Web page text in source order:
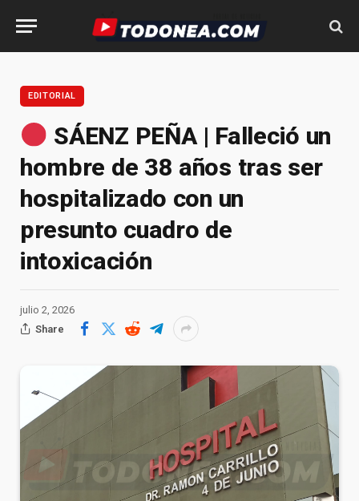
EDITORIAL
SÁENZ PEÑA | Falleció un
hombre de 38 años tras ser
hospitalizado con un
presunto cuadro de
intoxicación
julio 2, 2026
Share